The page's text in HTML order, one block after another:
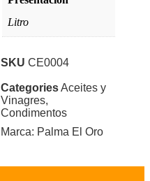
Litro
SKU CE0004
CategoriesAceites y
Vinagres,
Condimentos
Marca: Palma El Oro